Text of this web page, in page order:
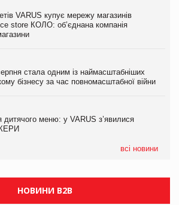
VARUS купує мережу магазинів
store КОЛО: об’єднана компанія
стала одним із наймасштабніших
бізнесу за час повномасштабної війни
меню: у VARUS з’явилися
всі новини
VARUS купує мережу магазинів
store КОЛО: об’єднана компанія
стала одним із наймасштабніших
бізнесу за час повномасштабної війни
меню: у VARUS з’явилися
$1 млрд на маркетинг за квартал
НОВИНИ B2B